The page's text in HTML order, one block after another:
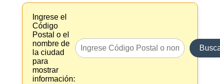
Ingrese el
Código
Postal o el
nombre de
la ciudad
para
mostrar
información: